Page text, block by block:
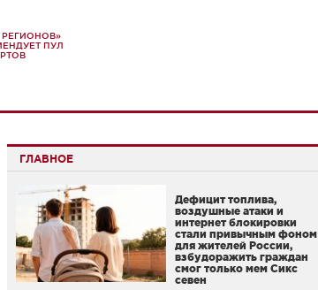
РЕГИОНОВ»
ПУЛ
ГЛАВНОЕ
Дефицит топлива,
воздушные атаки и
интернет блокировки
стали привычным фоном
для жителей России,
взбудоражить граждан
смог только мем Сикс
севен